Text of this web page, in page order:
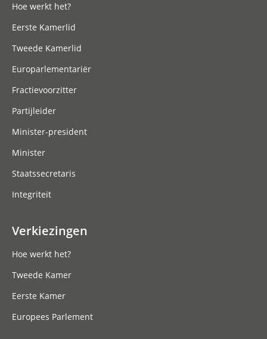
Hoe werkt het?
Eerste Kamerlid
Tweede Kamerlid
Europarlementariër
Fractievoorzitter
Partijleider
Minister-president
Minister
Staatssecretaris
Integriteit
Verkiezingen
Hoe werkt het?
Tweede Kamer
Eerste Kamer
Europees Parlement